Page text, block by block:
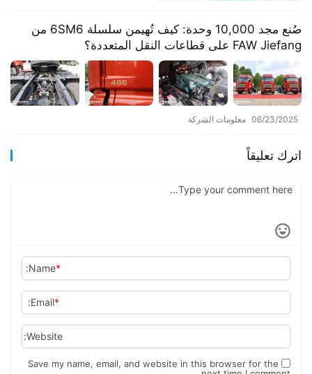
​​صُنع مجد 10,000 وحدة: كيف تُهيمن سلسلة 6SM6 من
FAW Jiefang على قطاعات النقل المتعددة؟​​
06/23/2025 معلومات الشركة
اترك تعليقاً
*
Name:
*
Email:
Website:
Save my name, email, and website in this browser for the